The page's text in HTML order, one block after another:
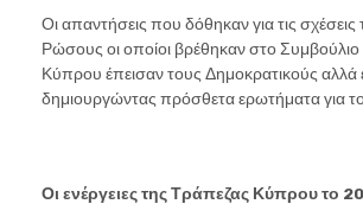
Οι απαντήσεις που δόθηκαν για τις σχέσεις
Ρώσους οι οποίοι βρέθηκαν στο
Κύπρου έπεισαν τους Δημοκρατικούς αλλά
δημιουργώντας πρόσθετα ερωτήματα για
Οι ενέργειες της Τράπεζας Κύπρου το